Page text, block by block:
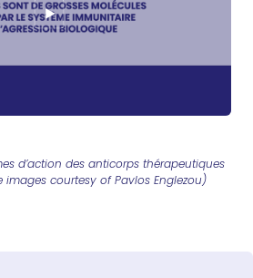
d’action des anticorps thérapeutiques
courtesy of Pavlos Englezou)